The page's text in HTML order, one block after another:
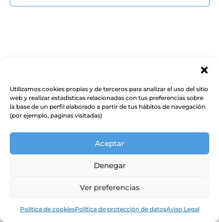
Utilizamos cookies propias y de terceros para analizar el uso del sitio
web y realizar estadísticas relacionadas con tus preferencias sobre
la base de un perfil elaborado a partir de tus hábitos de navegación
(por ejemplo, paginas visitadas)
Aceptar
Denegar
Ver preferencias
Política de cookiesPolítica de protección de datosAviso Legal